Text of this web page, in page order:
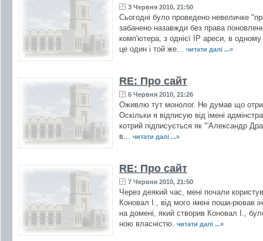
3 Червня 2010, 21:50
Сьогодні було проведено невеличке
забанено назавжди без права
комп'ютера, з однієї IP ареси, в одному
це один і той же... читати далі ...»
RE: Про сайт
6 Червня 2010, 21:26
Оживлю тут монолог. Не думав що
Оскільки я відписую від імені
котрий підписується як "'Александр
в... читати далі ...»
RE: Про сайт
7 Червня 2010, 21:50
Через деякий час, мені почали
Коновал І., від мого імені поши-рював
на домені, який створив Коновал І.,
ною власністю. читати далі ...»